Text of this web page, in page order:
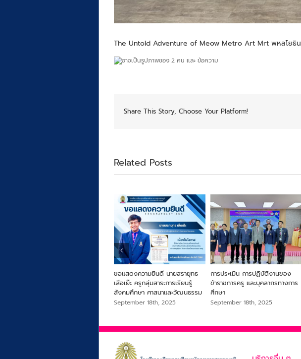
The Untold Adventure of Meow Metro Art Mrt พหลโยธิน
Share This Story, Choose Your Platform!
Related Posts
ขอแสดงความยินดี นายสรายุทธ
เสือเย๊ะ ครูกลุ่มสาระการเรียนรู้
สังคมศึกษา ศาสนาและวัฒนธรรม
September 18th, 2025
การประเมิน การปฏิบัติงานของ
ข้าราชการครู และบุคลากรทางการ
ศึกษา
September 18th, 2025